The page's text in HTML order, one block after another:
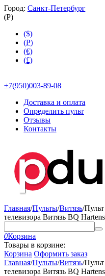
Город: Санкт-Петербург
(Р)
($)
(Р)
(€)
(£)
+7(950)003-89-08
Доставка и оплата
Определить пульт
Отзывы
Контакты
Главная/Пульты/Витязь/
телевизора Витязь BQ
0Корзина
Товары в корзине:
Корзина Оформить заказ
Главная/Пульты/Витязь/
телевизора Витязь BQ